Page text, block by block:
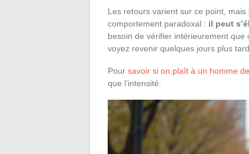
Les retours varient sur ce point,
comportement paradoxal : il peut
besoin de vérifier intérieurement
voyez revenir quelques jours plus
Pour savoir si on plaît à un homme
que l’intensité.